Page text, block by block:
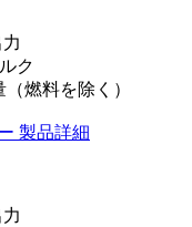
ク
燃料を除く）
製品詳細